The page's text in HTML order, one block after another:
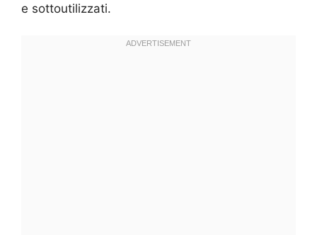
e sottoutilizzati.